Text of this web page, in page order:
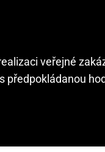
veřejné